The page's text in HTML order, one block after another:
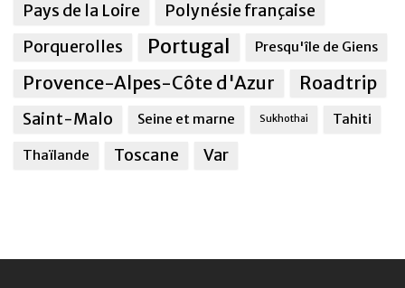
Pays de la Loire
Polynésie française
Porquerolles
Portugal Presqu'île de Giens
Provence-Alpes-Côte d'Azur Roadtrip
Saint-Malo Seine et marne Sukhothai Tahiti
Thaïlande Toscane Var